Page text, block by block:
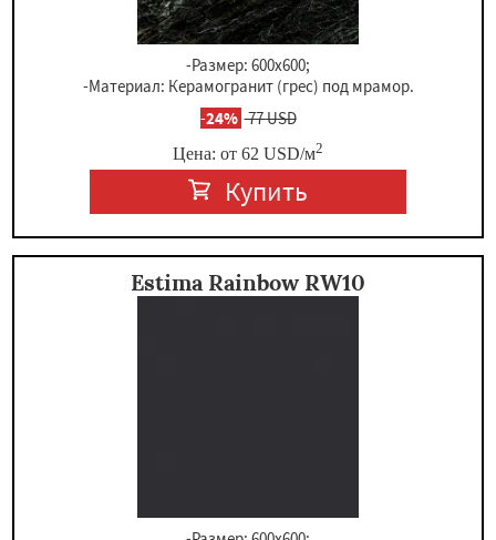
-Размер: 600x600;
-Материал: Керамогранит (грес) под мрамор.
-24% 77 USD
Цена: от 62 USD/м2
Купить
Estima Rainbow RW10